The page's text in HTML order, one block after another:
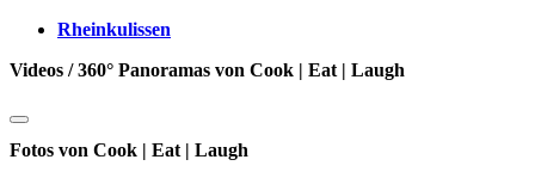
Rheinkulissen
Videos / 360° Panoramas von Cook | Eat | Laugh
Fotos von Cook | Eat | Laugh